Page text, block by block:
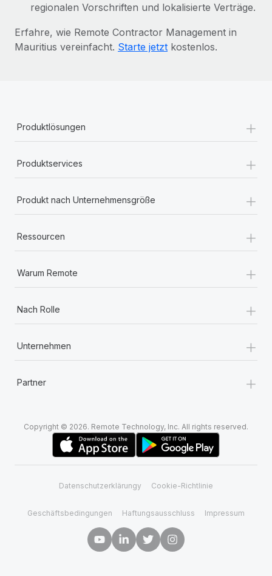
regionalen Vorschriften und lokalisierte Verträge.
Erfahre, wie Remote Contractor Management in
Mauritius vereinfacht. Starte jetzt kostenlos.
Produktlösungen +
Produktservices +
Produkt nach Unternehmensgröße +
Ressourcen +
Warum Remote +
Nach Rolle +
Unternehmen +
Partner +
Copyright © 2026. Remote Technology, Inc. All rights reserved.
Datenschutzerklärungy Cookie-Richtlinie
Geschäftsbedingungen Haftungsausschluss Impressum